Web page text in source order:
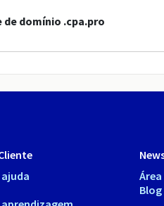
domínio .cpa.pro
Blog